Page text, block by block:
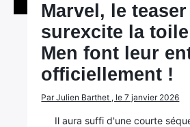
Marvel, le
surexcite la
Men font leur
officiellement !
Par Julien Barthet , le 7 janvier 2026
Il aura suffi d'une courte